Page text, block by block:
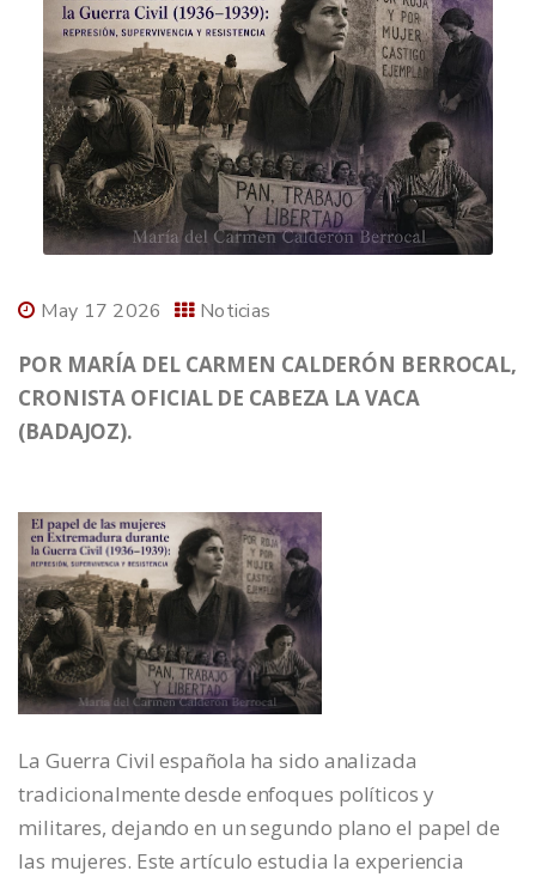
May 17 2026 Noticias
POR MARÍA DEL CARMEN CALDERÓN BERROCAL,
CRONISTA OFICIAL DE CABEZA LA VACA
(BADAJOZ).
La Guerra Civil española ha sido analizada
tradicionalmente desde enfoques políticos y
militares, dejando en un segundo plano el papel de
las mujeres. Este artículo estudia la experiencia